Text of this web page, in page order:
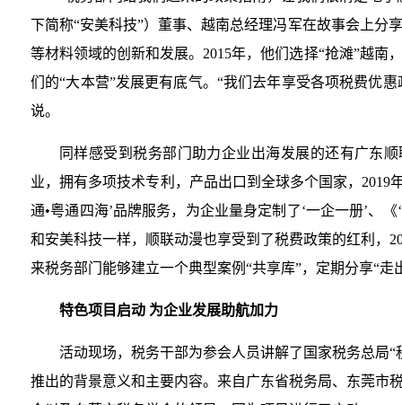
下简称“安美科技”）董事、越南总经理冯军在故事会上分
等材料领域的创新和发展。2015年，他们选择“抢滩”越
们的“大本营”发展更有底气。“我们去年享受各项税费优
说。
同样感受到税务部门助力企业出海发展的还有广东
业，拥有多项技术专利，产品出口到全球多个国家，
通•粤通四海’品牌服务，为企业量身定制了‘一企一册’、
和安美科技一样，顺联动漫也享受到了税费政策的红利，
来税务部门能够建立一个典型案例“共享库”，定期分享“走
特色项目启动 为企业发展助航加力
活动现场，税务干部为参会人员讲解了国家税务总局
推出的背景意义和主要内容。来自广东省税务局、东莞市